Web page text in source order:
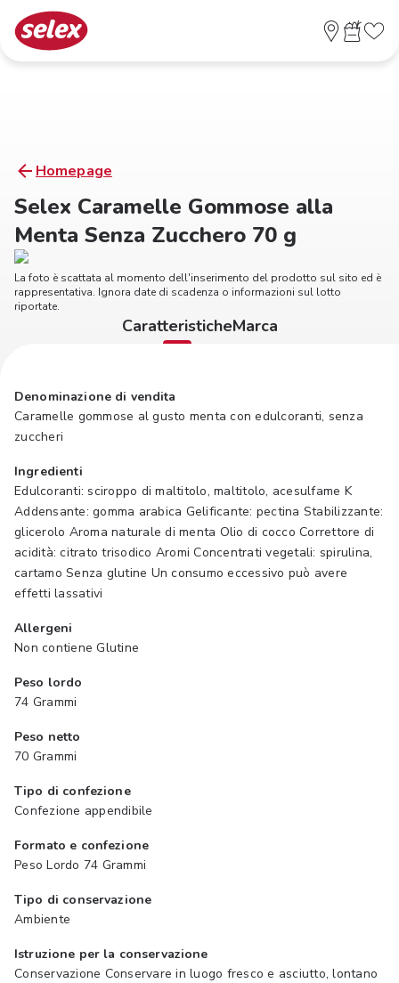
Homepage
Selex Caramelle Gommose alla
Menta Senza Zucchero 70 g
La foto è scattata al momento dell'inserimento del prodotto sul sito ed è
rappresentativa. Ignora date di scadenza o informazioni sul lotto
riportate.
CaratteristicheMarca
Denominazione di vendita
Caramelle gommose al gusto menta con edulcoranti, senza
zuccheri
Ingredienti
Edulcoranti: sciroppo di maltitolo, maltitolo, acesulfame K
Addensante: gomma arabica Gelificante: pectina Stabilizzante:
glicerolo Aroma naturale di menta Olio di cocco Correttore di
acidità: citrato trisodico Aromi Concentrati vegetali: spirulina,
cartamo Senza glutine Un consumo eccessivo può avere
effetti lassativi
Allergeni
Non contiene Glutine
Peso lordo
74 Grammi
Peso netto
70 Grammi
Tipo di confezione
Confezione appendibile
Formato e confezione
Peso Lordo 74 Grammi
Tipo di conservazione
Ambiente
Istruzione per la conservazione
Conservazione Conservare in luogo fresco e asciutto, lontano